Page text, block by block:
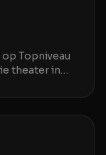
Topniveau
theater in